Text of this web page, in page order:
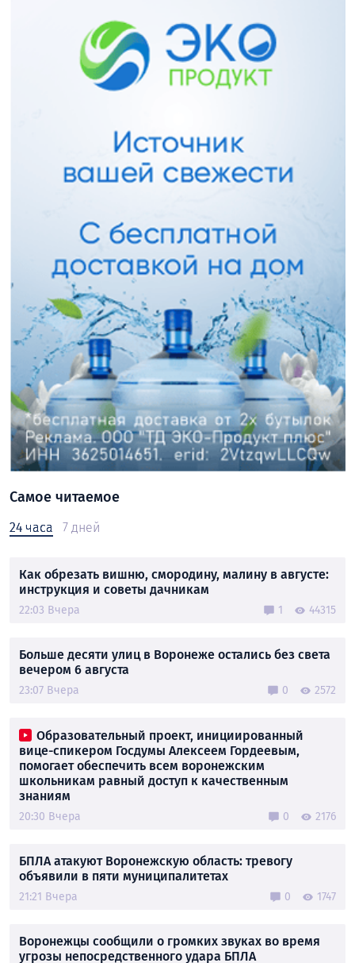
Самое читаемое
24 часа 7 дней
Как обрезать вишню, смородину, малину в августе:
инструкция и советы дачникам
22:03 Вчера 1 44315
Больше десяти улиц в Воронеже остались без света
вечером 6 августа
23:07 Вчера 0 2572
Образовательный проект, инициированный
вице-спикером Госдумы Алексеем Гордеевым,
помогает обеспечить всем воронежским
школьникам равный доступ к качественным
знаниям
20:30 Вчера 0 2176
БПЛА атакуют Воронежскую область: тревогу
объявили в пяти муниципалитетах
21:21 Вчера 0 1747
Воронежцы сообщили о громких звуках во время
угрозы непосредственного удара БПЛА